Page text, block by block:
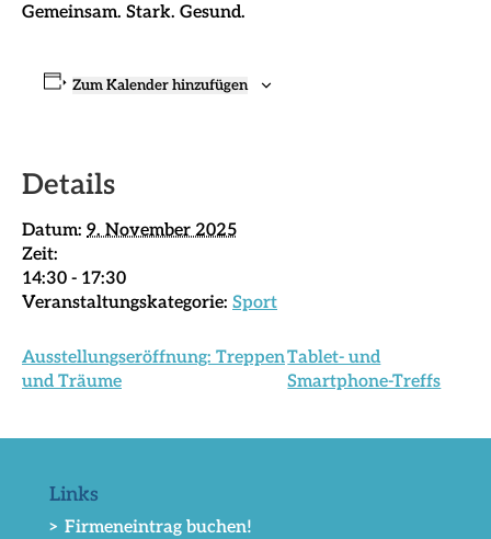
Gemeinsam. Stark. Gesund.
Zum Kalender hinzufügen
Details
Datum: 9. November 2025
Zeit:
14:30 - 17:30
Veranstaltungskategorie: Sport
Ausstellungseröffnung: Treppen
und Träume
Tablet- und
Smartphone-Treffs
Links
> Firmeneintrag buchen!